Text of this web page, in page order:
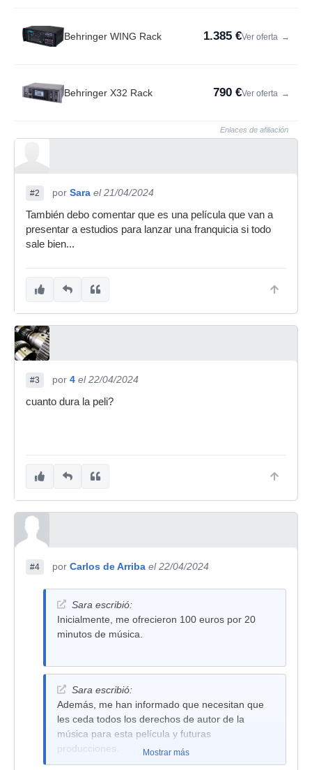
Behringer WING Rack 1.385 €Ver oferta →
Behringer X32 Rack 790 €Ver oferta →
Enlaces de afiliación
#2 por Sara el 21/04/2024
También debo comentar que es una película que van a
presentar a estudios para lanzar una franquicia si todo
sale bien...
#3 por 4 el 22/04/2024
cuanto dura la peli?
#4 por Carlos de Arriba el 22/04/2024
Sara escribió:
Inicialmente, me ofrecieron 100 euros por 20
minutos de música.
Sara escribió:
Además, me han informado que necesitan que
les ceda todos los derechos de autor de la
música para esta película y futuras
producciones.
Mostrar más